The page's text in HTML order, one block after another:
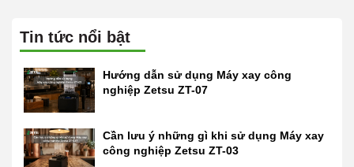
Tin tức nổi bật
Hướng dẫn sử dụng Máy xay công
nghiệp Zetsu ZT-07
Cần lưu ý những gì khi sử dụng Máy xay
công nghiệp Zetsu ZT-03